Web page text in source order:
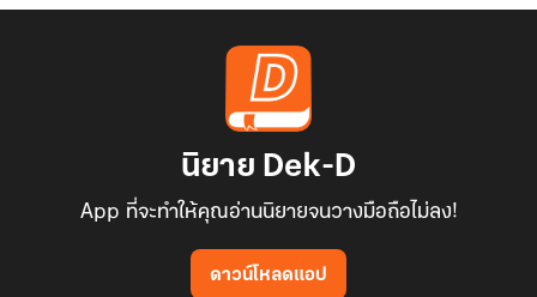
นิยาย Dek-D
App ที่จะทำให้คุณอ่านนิยายจนวางมือถือไม่ลง!
ดาวน์โหลดแอป